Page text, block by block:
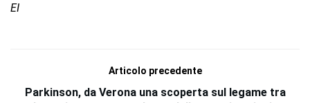
EI
Articolo precedente
Parkinson, da Verona una scoperta sul legame tra